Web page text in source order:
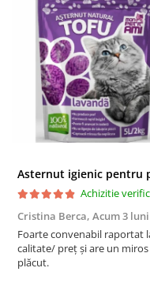
Achizitie
Cristina Berca, Acum 3 luni
Foarte convenabil raportat
calitate/ preț și are un miros
plăcut.